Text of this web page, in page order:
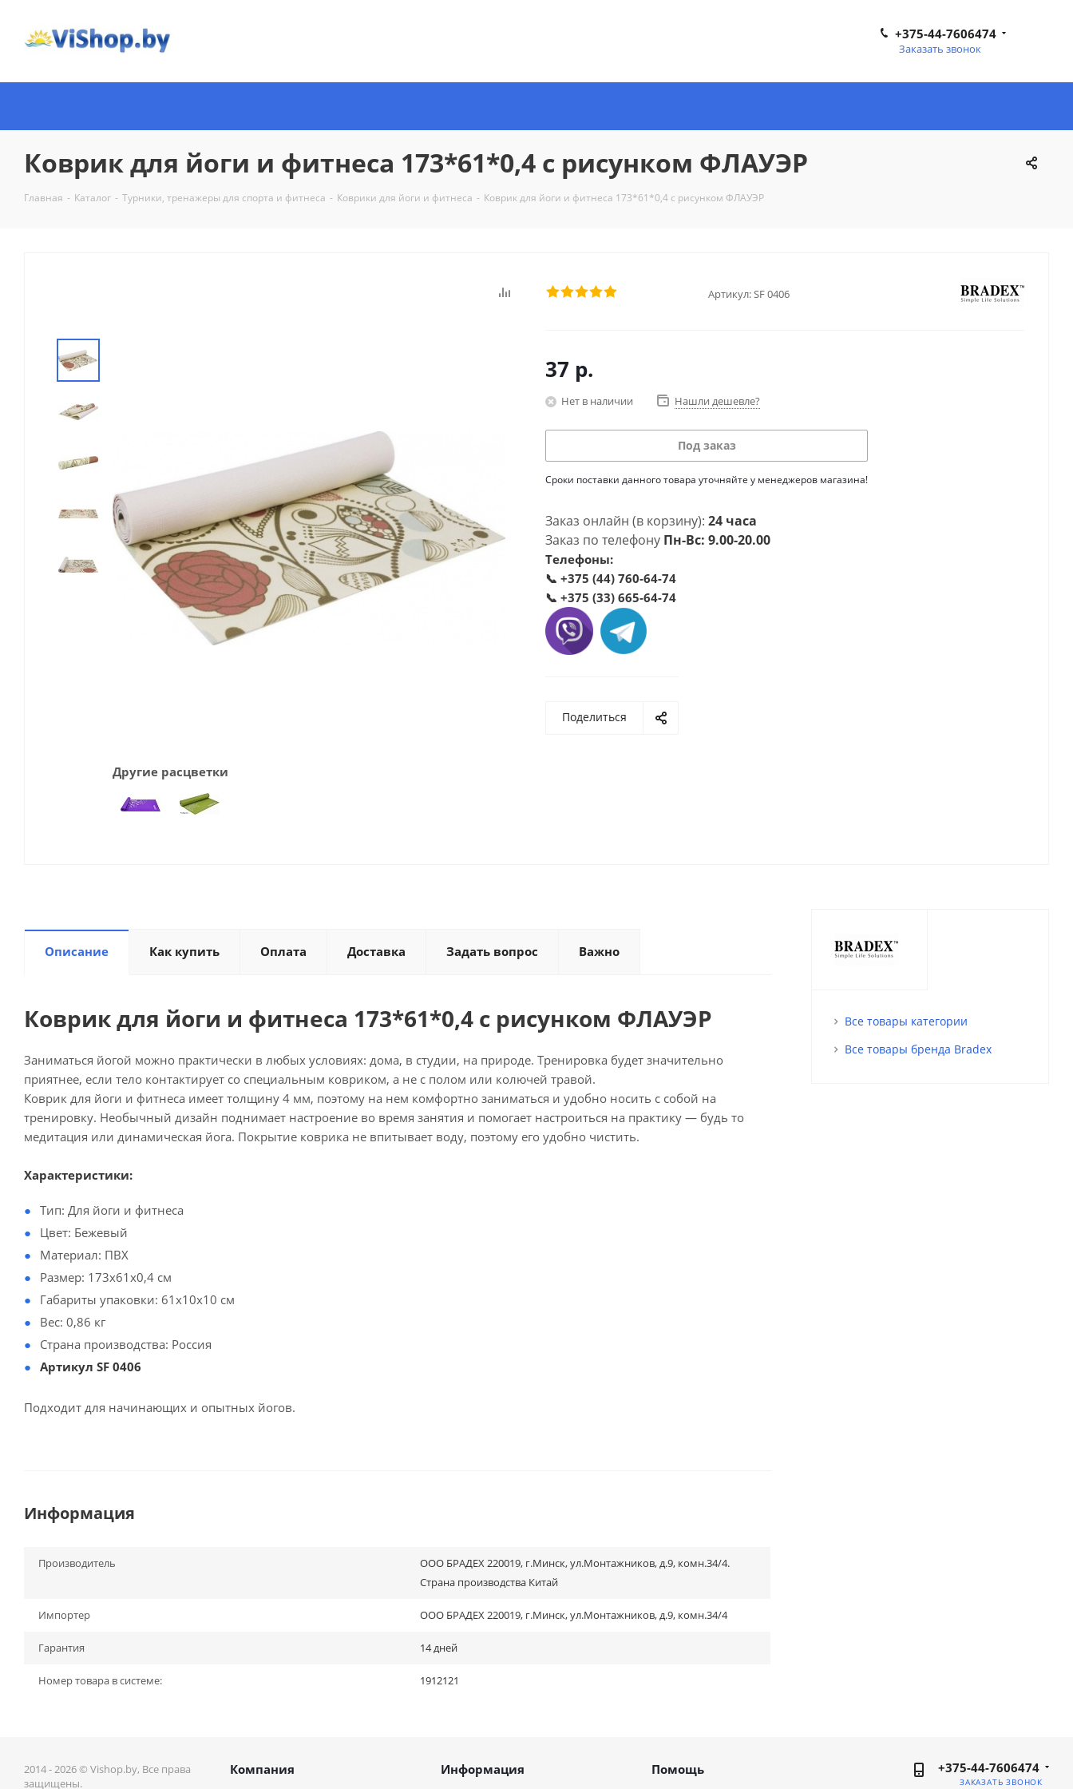
+375-44-7606474
Заказать звонок
Коврик для йоги и фитнеса 173*61*0,4 с рисунком ФЛАУЭР
Главная - Каталог - Турники, тренажеры для спорта и фитнеса - Коврики для йоги и фитнеса - Коврик для йоги и фитнеса 173*61*0,4 с рисунком ФЛАУЭР
Другие расцветки
Артикул:SF 0406
37 р.
Нет в наличии Нашли дешевле?
Под заказ
Сроки поставки данного товара уточняйте у менеджеров магазина!
Заказ онлайн (в корзину): 24 часа
Заказ по телефону Пн-Вс: 9.00-20.00
Телефоны:
📞 +375 (44) 760-64-74
📞 +375 (33) 665-64-74
Поделиться
Описание Как купить Оплата Доставка Задать вопрос Важно
Коврик для йоги и фитнеса 173*61*0,4 с рисунком ФЛАУЭР
Заниматься йогой можно практически в любых условиях: дома, в студии, на природе. Тренировка будет значительно
приятнее, если тело контактирует со специальным ковриком, а не с полом или колючей травой.
Коврик для йоги и фитнеса имеет толщину 4 мм, поэтому на нем комфортно заниматься и удобно носить с собой на
тренировку. Необычный дизайн поднимает настроение во время занятия и помогает настроиться на практику — будь то
медитация или динамическая йога. Покрытие коврика не впитывает воду, поэтому его удобно чистить.
Характеристики:
Тип: Для йоги и фитнеса
Цвет: Бежевый
Материал: ПВХ
Размер: 173х61х0,4 см
Габариты упаковки: 61х10х10 см
Вес: 0,86 кг
Страна производства: Россия
Артикул SF 0406
Подходит для начинающих и опытных йогов.
Информация
Производитель
ООО БРАДЕХ 220019, г.Минск, ул.Монтажников, д.9, комн.34/4.
Страна производства Китай
Импортер ООО БРАДЕХ 220019, г.Минск, ул.Монтажников, д.9, комн.34/4
Гарантия 14 дней
Номер товара в системе: 1912121
Все товары категории
Все товары бренда Bradex
2014 - 2026 © Vishop.by, Все права
защищены.
Компания Информация Помощь +375-44-7606474
ЗАКАЗАТЬ ЗВОНОК